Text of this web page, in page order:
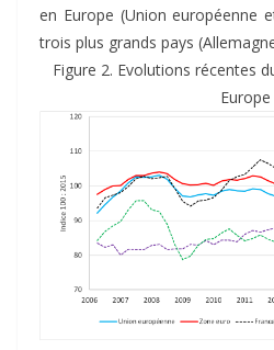
en Europe (Union européenne
trois plus grands pays
Figure 2. Evolutions récentes
Europe